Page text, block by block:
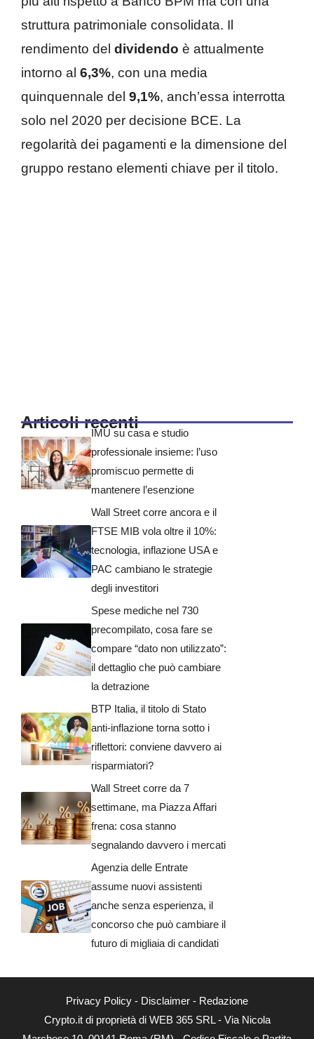
struttura patrimoniale consolidata. Il
rendimento del dividendo è attualmente
intorno al 6,3%, con una media
quinquennale del 9,1%, anch’essa interrotta
solo nel 2020 per decisione BCE. La
regolarità dei pagamenti e la dimensione del
gruppo restano elementi chiave per il titolo.
Articoli recenti
IMU su casa e studio
professionale insieme: l’uso
promiscuo permette di
mantenere l’esenzione
Wall Street corre ancora e il
FTSE MIB vola oltre il 10%:
tecnologia, inflazione USA e
PAC cambiano le strategie
degli investitori
Spese mediche nel 730
precompilato, cosa fare se
compare “dato non utilizzato”:
il dettaglio che può cambiare
la detrazione
BTP Italia, il titolo di Stato
anti-inflazione torna sotto i
riflettori: conviene davvero ai
risparmiatori?
Wall Street corre da 7
settimane, ma Piazza Affari
frena: cosa stanno
segnalando davvero i mercati
Agenzia delle Entrate
assume nuovi assistenti
anche senza esperienza, il
concorso che può cambiare il
futuro di migliaia di candidati
Privacy Policy - Disclaimer - Redazione
Crypto.it di proprietà di WEB 365 SRL - Via Nicola